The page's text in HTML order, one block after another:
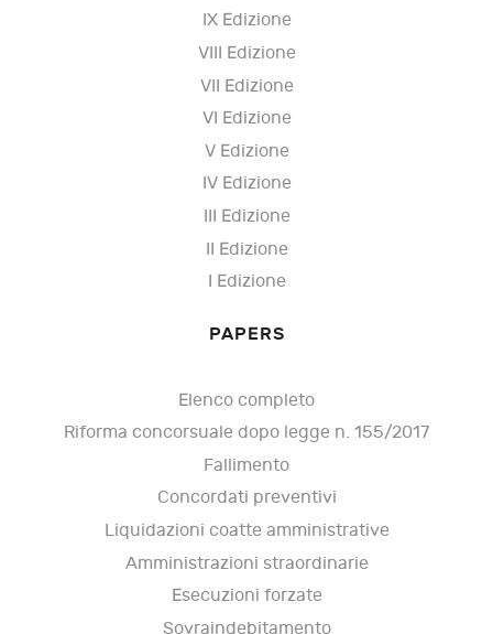
IX Edizione
VIII Edizione
VII Edizione
VI Edizione
V Edizione
IV Edizione
III Edizione
II Edizione
I Edizione
PAPERS
Elenco completo
Riforma concorsuale dopo legge n. 155/2017
Fallimento
Concordati preventivi
Liquidazioni coatte amministrative
Amministrazioni straordinarie
Esecuzioni forzate
Sovraindebitamento